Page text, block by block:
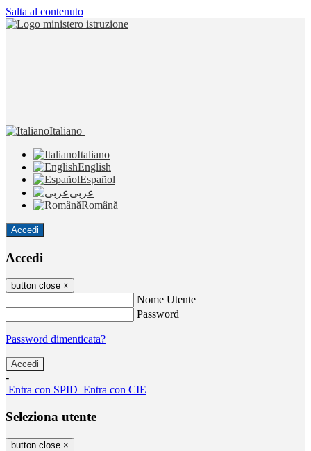
Salta al contenuto
Italiano
Italiano
English
Español
عربى
Română
Accedi
Accedi
button close ×
Nome Utente
Password
Password dimenticata?
-
Entra con SPID Entra con CIE
Seleziona utente
button close ×